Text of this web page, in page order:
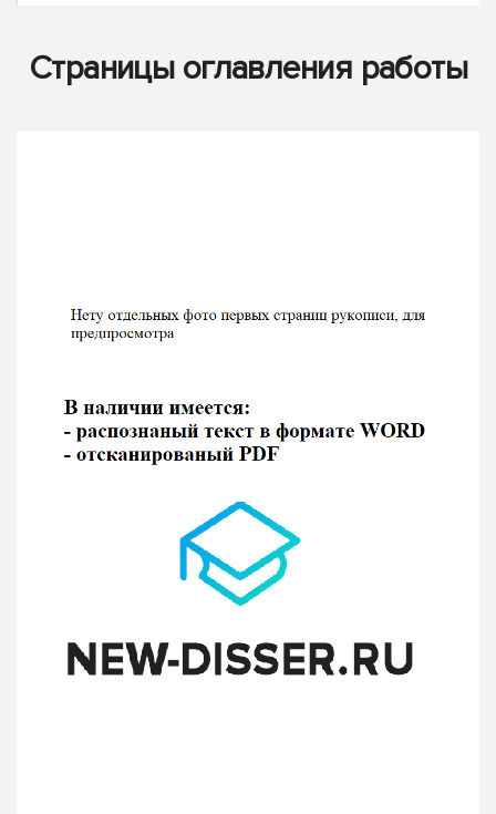
Страницы оглавления работы